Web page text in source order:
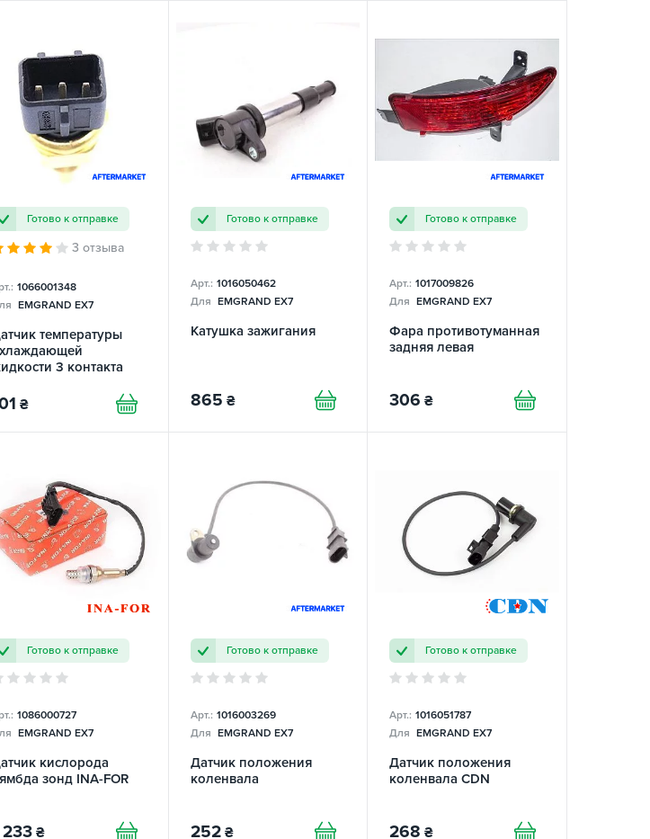
Готово к отправке
3 отзыва
1066001348
EMGRAND EX7
температуры
3 контакта
₴
Готово к отправке
Арт.: 1016050462
Для EMGRAND EX7
Катушка зажигания
865 ₴
Готово к отправке
Арт.: 1017009826
Для EMGRAND EX7
Фара противотуманная
задняя левая
306 ₴
Готово к отправке
1086000727
EMGRAND EX7
кислорода
зонд INA-FOR
233 ₴
Готово к отправке
Арт.: 1016003269
Для EMGRAND EX7
Датчик положения
коленвала
252 ₴
Готово к отправке
Арт.: 1016051787
Для EMGRAND EX7
Датчик положения
коленвала CDN
268 ₴